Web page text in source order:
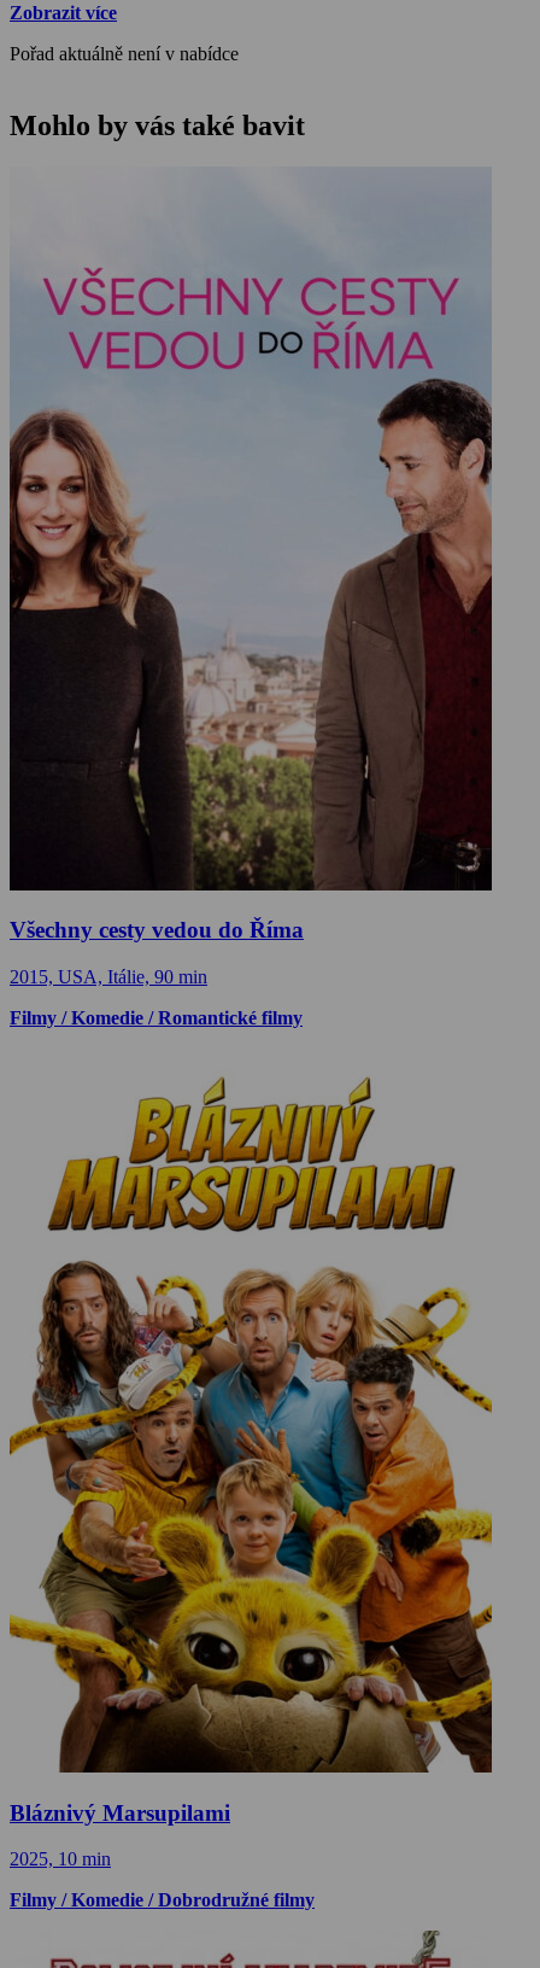
Zobrazit více
Pořad aktuálně není v nabídce
Mohlo by vás také bavit
Všechny cesty vedou do Říma
2015, USA, Itálie, 90 min
Filmy / Komedie / Romantické filmy
Bláznivý Marsupilami
2025, 10 min
Filmy / Komedie / Dobrodružné filmy